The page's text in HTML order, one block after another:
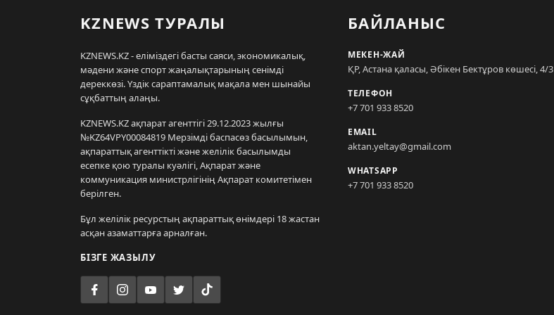
KZNEWS ТУРАЛЫ
KZNEWS.KZ - еліміздегі басты саяси, экономикалық,
мәдени және спорт жаңалықтарының сенімді
дереккөзі. Үздік сараптамалық мақала мен шынайы
сұқбаттың алаңы.
KZNEWS.KZ ақпарат агенттігі 29.12.2023 жылғы
№KZ64VPY00084819 Мерзімді баспасөз басылымын,
ақпараттық агенттікті және желілік басылымды
есепке қою туралы куәлігі, Ақпарат және
коммуникация министрлігінің Ақпарат комитетімен
берілген.
Бұл желілік ресурстың ақпараттық өнімдері 18 жастан
асқан азаматтарға арналған.
БІЗГЕ ЖАЗЫЛУ
БАЙЛАНЫС
МЕКЕН-ЖАЙ
ҚР, Астана қаласы, Әбікен Бектұров көшесі, 4/3
ТЕЛЕФОН
+7 701 933 8520
EMAIL
aktan.yeltay@gmail.com
WHATSAPP
+7 701 933 8520